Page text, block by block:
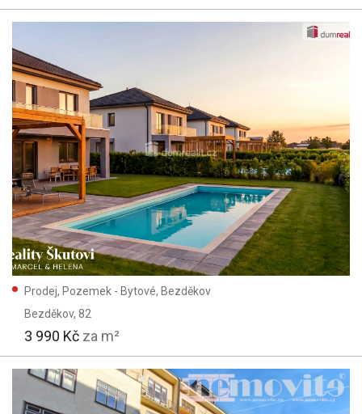
Prodej, Pozemek - Bytové, Bezděkov
Bezděkov, 82
3 990 Kč za m²